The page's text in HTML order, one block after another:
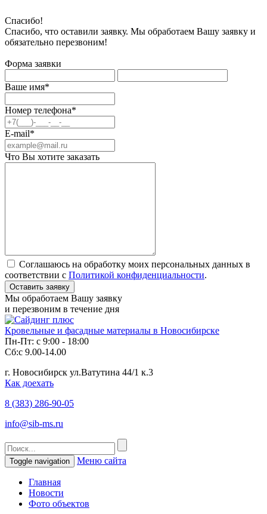
Спасибо!
Спасибо, что оставили заявку. Мы обработаем Вашу заявку и
обязательно перезвоним!
Форма заявки
Ваше имя*
Номер телефона*
E-mail*
Что Вы хотите заказать
Соглашаюсь на обработку моих персональных данных в
соответствии с Политикой конфиденциальности.
Мы обработаем Вашу заявку
и перезвоним в течение дня
Кровельные и фасадные материалы в Новосибирске
Пн-Пт: с 9:00 - 18:00
Сб:с 9.00-14.00
г. Новосибирск ул.Ватутина 44/1 к.3
Как доехать
8 (383) 286-90-05
info@sib-ms.ru
Toggle navigation Меню сайта
Главная
Новости
Фото объектов